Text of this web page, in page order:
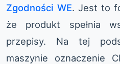
Zgodności WE. Jest to
że produkt spełnia
przepisy. Na tej
maszynie oznaczenie